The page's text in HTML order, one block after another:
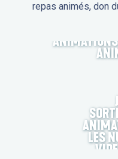
repas animés, don
ANIMATIONS
LES